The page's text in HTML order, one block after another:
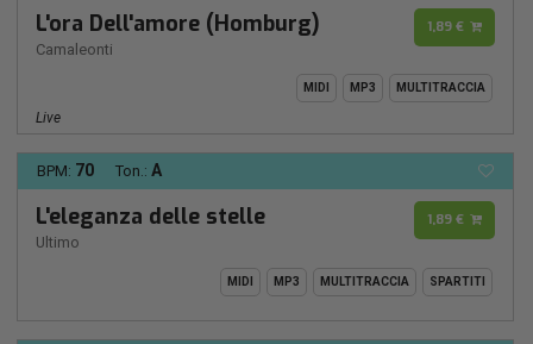
L'ora Dell'amore (Homburg)
Camaleonti
1,89 €
MIDI MP3 MULTITRACCIA
Live
BPM: 70 Ton.: A
L'eleganza delle stelle
Ultimo
1,89 €
MIDI MP3 MULTITRACCIA SPARTITI